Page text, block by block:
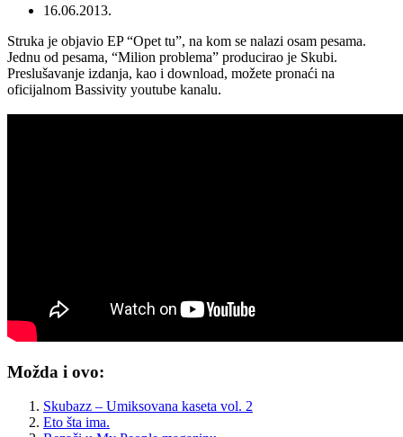
16.06.2013.
Struka je objavio EP “Opet tu”, na kom se nalazi osam pesama.
Jednu od pesama, “Milion problema” producirao je Skubi.
Preslušavanje izdanja, kao i download, možete pronaći na
oficijalnom Bassivity youtube kanalu.
Možda i ovo:
Skubazz – Umiksovana kaseta vol. 2
Eto šta ima.